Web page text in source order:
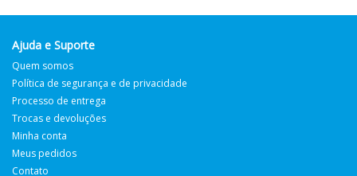
Ajuda e Suporte
Quem somos
Política de segurança e de privacidade
Processo de entrega
Trocas e devoluções
Minha conta
Meus pedidos
Contato